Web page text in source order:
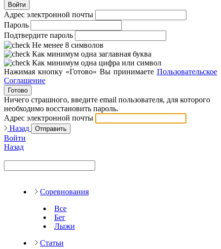
Войти
Адрес электронной почты
Пароль
Подтвердите пароль
Не менее 8 символов
Как минимум одна заглавная буква
Как минимум одна цифра или символ
Нажимая кнопку «Готово» Вы принимаете Пользовательское
Соглашение
Готово
Ничего страшного, введите email пользователя, для которого
необходимо восстановить пароль.
Адрес электронной почты
Назад
Отправить
Войти
Назад
Соревнования
Все
Бег
Лыжи
Статьи